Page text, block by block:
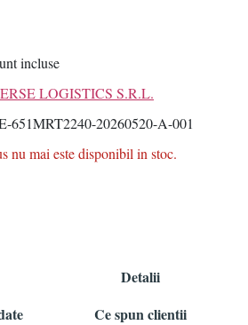
incluse
LOGISTICS S.R.L.
651MRT2240-20260520-A-001
nu mai este disponibil in stoc.
Detalii
Ce spun clientii